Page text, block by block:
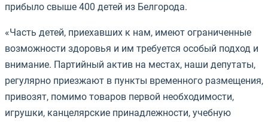
прибыло свыше 400 детей из Белгорода.
«Часть детей, приехавших к нам, имеют ограниченные
возможности здоровья и им требуется особый подход и
внимание. Партийный актив на местах, наши депутаты,
регулярно приезжают в пункты временного размещения,
привозят, помимо товаров первой необходимости,
игрушки, канцелярские принадлежности, учебную